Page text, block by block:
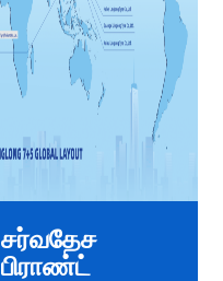
சர்வதேச
பிராண்ட்